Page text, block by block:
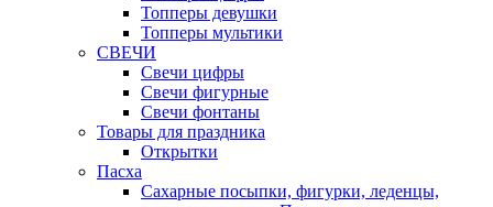
Топперы девушки
Топперы мультики
СВЕЧИ
Свечи цифры
Свечи фигурные
Свечи фонтаны
Товары для праздника
Открытки
Пасха
Сахарные посыпки, фигурки, леденцы,